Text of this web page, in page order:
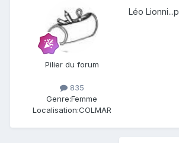
Pilier du forum
835
Genre:Femme
Localisation:COLMAR
Léo